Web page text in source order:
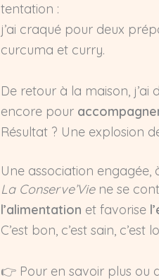
tentation :
j’ai craqué pour deux
curcuma et curry.
De retour à la maison, j’ai
encore pour
Résultat ? Une explosion
Une association engagée,
La Conserve’Viene se
l’alimentation et favorise
C’est bon, c’est sain,
👉 Pour en savoir plus ou